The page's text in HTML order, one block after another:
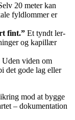
20 meter kan
fyldlommer er
fint.” Et tyndt ler-
og kapillær
Uden viden om
det gode lag eller
mod at bygge
– dokumentation